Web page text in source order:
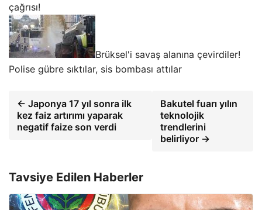
çağrısı!
Brüksel'i savaş alanına çevirdiler!
Polise gübre sıktılar, sis bombası attılar
← Japonya 17 yıl sonra ilk
kez faiz artırımı yaparak
negatif faize son verdi
Bakutel fuarı yılın
teknolojik
trendlerini
belirliyor →
Tavsiye Edilen Haberler